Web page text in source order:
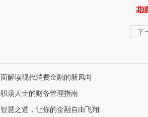
花
下
解读现代消费金融的新风向
场人士的财务管理指南
慧之道，让你的金融自由飞翔